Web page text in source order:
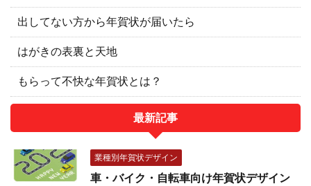
出してない方から年賀状が届いたら
はがきの表裏と天地
もらって不快な年賀状とは？
最新記事
業種別年賀状デザイン
車・バイク・自転車向け年賀状デザイン